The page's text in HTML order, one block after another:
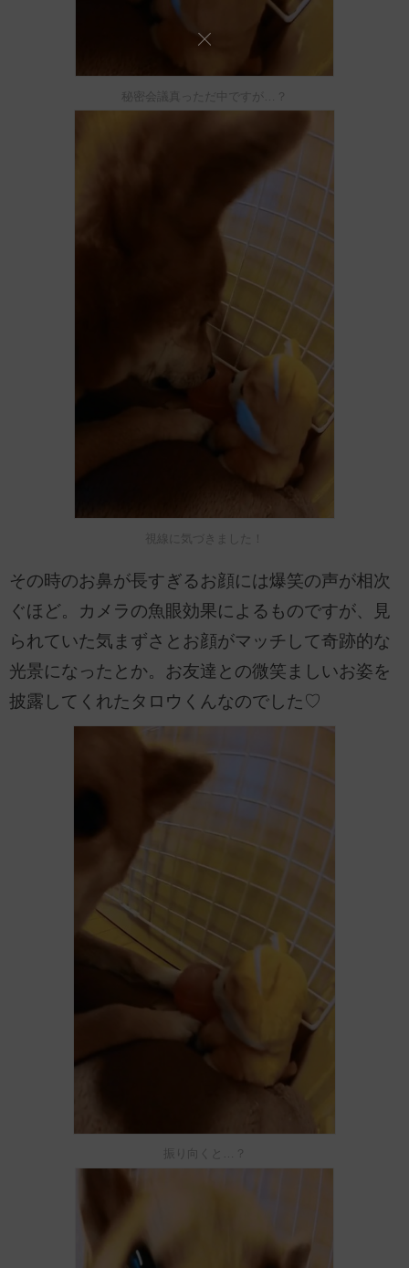
秘密会議真っただ中ですが…？
視線に気づきました！
その時のお鼻が長すぎるお顔には爆笑の声が相次
ぐほど。カメラの魚眼効果によるものですが、見
られていた気まずさとお顔がマッチして奇跡的な
光景になったとか。お友達との微笑ましいお姿を
披露してくれたタロウくんなのでした♡
振り向くと…？